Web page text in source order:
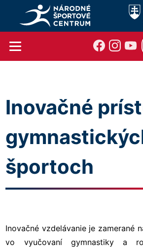
Inovačné
športoch
Inovačné vzdelávanie je zamerané
vo vyučovaní gymnastiky a